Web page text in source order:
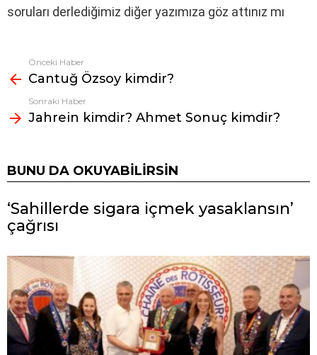
soruları derlediğimiz diğer yazımıza göz attınız mı
Fazlasına
bak
Önceki Haber
Cantuğ Özsoy kimdir?
Sonraki Haber
Jahrein kimdir? Ahmet Sonuç kimdir?
BUNU DA OKUYABILIRSIN
‘Sahillerde sigara içmek yasaklansın’
çağrısı